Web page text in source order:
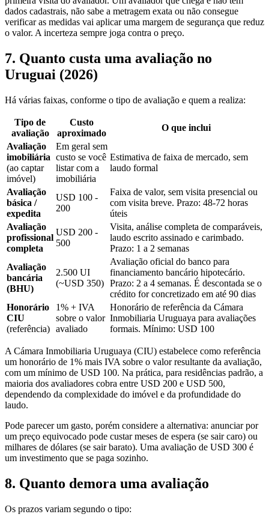
dados cadastrais, não sabe a metragem exata ou não consegue
verificar as medidas vai aplicar uma margem de segurança que reduz
o valor. A incerteza sempre joga contra o preço.
7. Quanto custa uma avaliação no
Uruguai (2026)
Há várias faixas, conforme o tipo de avaliação e quem a realiza:
Tipo de
avaliação
Custo
aproximado
O que inclui
Avaliação
imobiliária
(ao captar
imóvel)
Em geral sem
custo se você
listar com a
imobiliária
Estimativa de faixa de mercado, sem
laudo formal
Avaliação
básica /
expedita
USD 100 -
200
Faixa de valor, sem visita presencial ou
com visita breve. Prazo: 48-72 horas
úteis
Avaliação
profissional
completa
USD 200 -
500
Visita, análise completa de comparáveis,
laudo escrito assinado e carimbado.
Prazo: 1 a 2 semanas
Avaliação
bancária
(BHU)
2.500 UI
(~USD 350)
Avaliação oficial do banco para
financiamento bancário hipotecário.
Prazo: 2 a 4 semanas. É descontada se o
crédito for concretizado em até 90 dias
Honorário
CIU
(referência)
1% + IVA
sobre o valor
avaliado
Honorário de referência da Cámara
Inmobiliaria Uruguaya para avaliações
formais. Mínimo: USD 100
A Cámara Inmobiliaria Uruguaya (CIU) estabelece como referência
um honorário de 1% mais IVA sobre o valor resultante da avaliação,
com um mínimo de USD 100. Na prática, para residências padrão, a
maioria dos avaliadores cobra entre USD 200 e USD 500,
dependendo da complexidade do imóvel e da profundidade do
laudo.
Pode parecer um gasto, porém considere a alternativa: anunciar por
um preço equivocado pode custar meses de espera (se sair caro) ou
milhares de dólares (se sair barato). Uma avaliação de USD 300 é
um investimento que se paga sozinho.
8. Quanto demora uma avaliação
Os prazos variam segundo o tipo: